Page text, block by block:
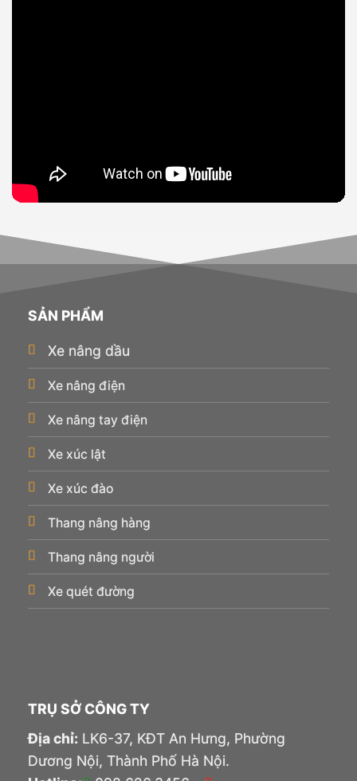
SẢN PHẨM
Xe nâng dầu
Xe nâng điện
Xe nâng tay điện
Xe xúc lật
Xe xúc đào
Thang nâng hàng
Thang nâng người
Xe quét đường
TRỤ SỞ CÔNG TY
Địa chỉ: LK6-37, KĐT An Hưng, Phường
Dương Nội, Thành Phố Hà Nội.